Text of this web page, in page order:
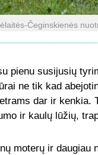
Čeginskienės
pienu susijusių
ne tik kad
dar ir kenkia.
ir kaulų lūžių,
moterų ir daugiau